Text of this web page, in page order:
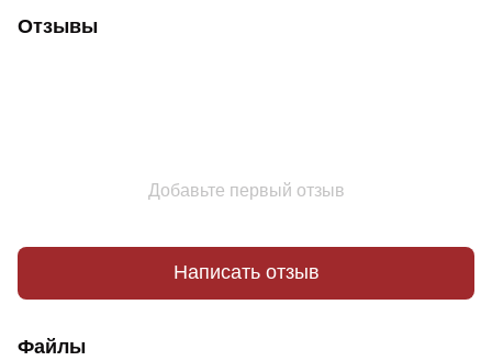
Отзывы
Добавьте первый отзыв
Написать отзыв
Файлы